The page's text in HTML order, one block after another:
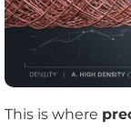
This is where